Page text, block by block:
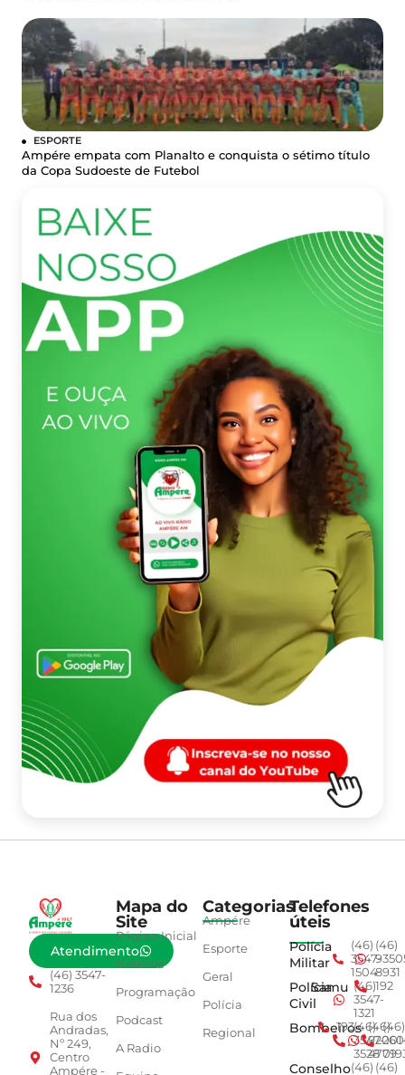
ESPORTE
Ampére empata com Planalto e conquista o sétimo título
da Copa Sudoeste de Futebol
Atendimento
(46) 3547-
1236
Rua dos
Andradas,
Nº 249,
Centro
Ampére -
Mapa do
Site
Página Inicial
Notícias
Programação
Podcast
A Radio
Categorias
Ampére
Esporte
Geral
Polícia
Regional
Telefones
úteis
Polícia
Militar
(46)
3547-
1504
(46)
8931
Polícia
Civil
Samu (46)
3547-
1321
192
Bombeiros
193(46)
3547-
3528
(46)
4779
(46)
Conselho(46) (46)